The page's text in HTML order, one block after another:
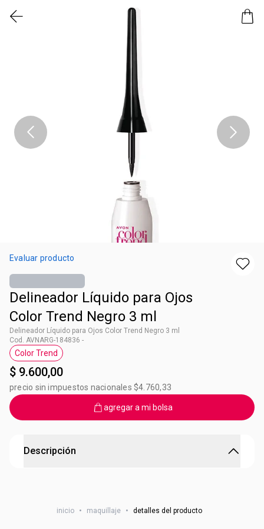
Evaluar producto
Delineador Líquido para Ojos
Color Trend Negro 3 ml
Delineador Líquido para Ojos Color Trend Negro 3 ml
Cod. AVNARG-184836 -
Etiqueta Color Trend
Color Trend
$ 9.600,00
precio sin impuestos nacionales $4.760,33
agregar a mi bolsa
Descripción
Cobertura total. • Delineado preciso. • Desliza suavemente.
inicio • maquillaje • detalles del producto